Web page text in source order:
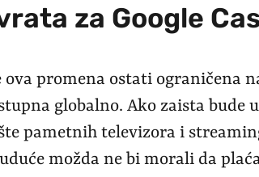
za Google
ova promena ostati ograničena
globalno. Ako zaista bude
pametnih televizora i
možda ne bi morali da